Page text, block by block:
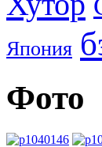
Япония
Фото